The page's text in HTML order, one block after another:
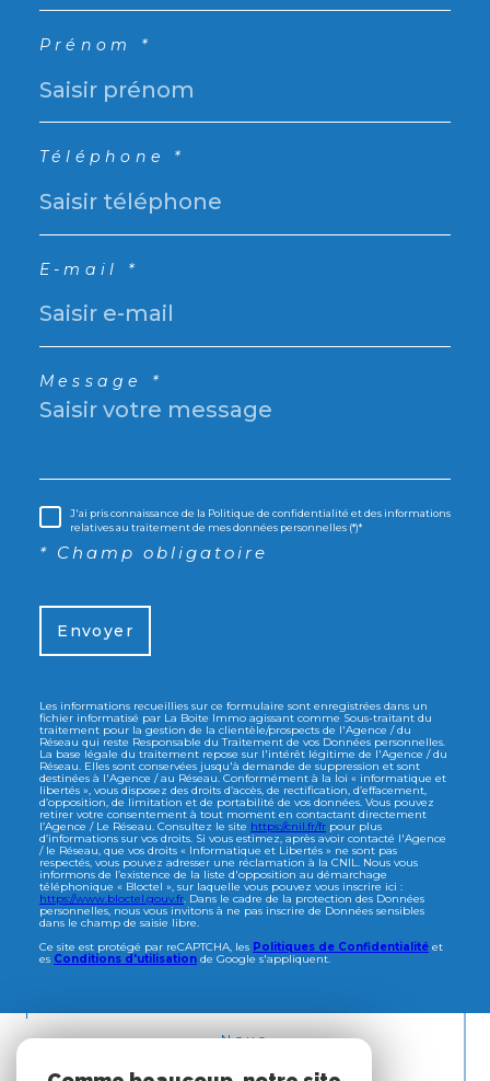
Prénom *
Téléphone *
E-mail *
Message *
J'ai pris connaissance de la Politique de confidentialité et des informations
relatives au traitement de mes données personnelles (*)*
* Champ obligatoire
Envoyer
Les informations recueillies sur ce formulaire sont enregistrées dans un
fichier informatisé par La Boite Immo agissant comme Sous-traitant du
traitement pour la gestion de la clientèle/prospects de l'Agence / du
Réseau qui reste Responsable du Traitement de vos Données personnelles.
La base légale du traitement repose sur l'intérêt légitime de l'Agence / du
Réseau. Elles sont conservées jusqu'à demande de suppression et sont
destinées à l'Agence / au Réseau. Conformément à la loi « informatique et
libertés », vous disposez des droits d’accès, de rectification, d’effacement,
d’opposition, de limitation et de portabilité de vos données. Vous pouvez
retirer votre consentement à tout moment en contactant directement
l’Agence / Le Réseau. Consultez le site https://cnil.fr/fr pour plus
d’informations sur vos droits. Si vous estimez, après avoir contacté l'Agence
/ le Réseau, que vos droits « Informatique et Libertés » ne sont pas
respectés, vous pouvez adresser une réclamation à la CNIL. Nous vous
informons de l’existence de la liste d'opposition au démarchage
téléphonique « Bloctel », sur laquelle vous pouvez vous inscrire ici :
https://www.bloctel.gouv.fr. Dans le cadre de la protection des Données
personnelles, nous vous invitons à ne pas inscrire de Données sensibles
dans le champ de saisie libre.
Ce site est protégé par reCAPTCHA, les Politiques de Confidentialité et
es Conditions d'utilisation de Google s'appliquent.
Nous